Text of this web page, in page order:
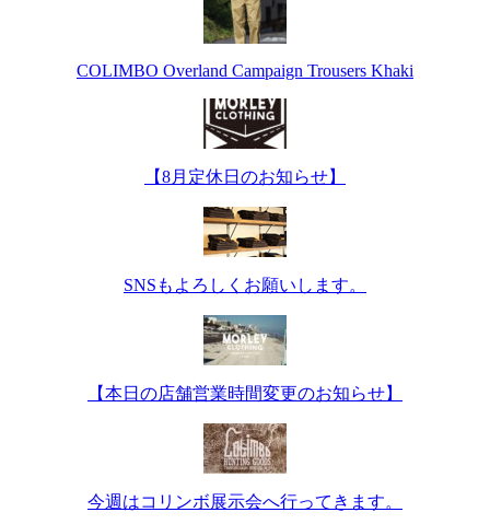
COLIMBO Overland Campaign Trousers Khaki
【8月定休日のお知らせ】
SNSもよろしくお願いします。
【本日の店舗営業時間変更のお知らせ】
今週はコリンボ展示会へ行ってきます。